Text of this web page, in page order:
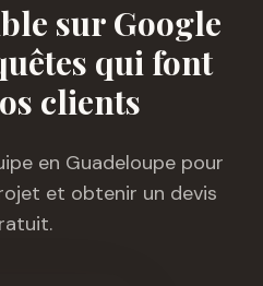
sur Google
qui font
clients
en Guadeloupe pour
et obtenir un devis